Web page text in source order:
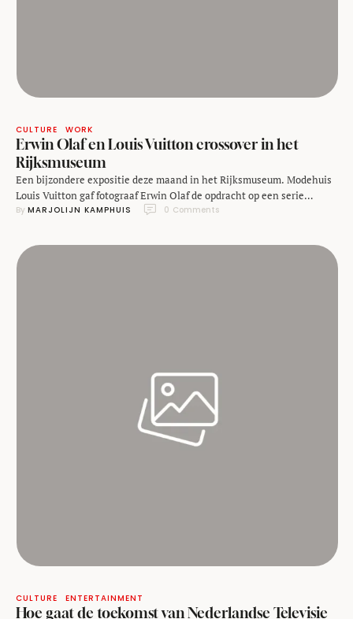
CULTURE WORK
Erwin Olaf en Louis Vuitton crossover in het
Rijksmuseum
Een bijzondere expositie deze maand in het Rijksmuseum. Modehuis
Louis Vuitton gaf fotograaf Erwin Olaf de opdracht op een serie
portretten te maken onder het kopje 'A Journey to Excellence'. Het
waaronder Janine Jansen, Dick Bruna, Johan Cruijff en Joop van den
Ende die niet misstaan naast een …
By MARJOLIJN KAMPHUIS 0 Comments
CULTURE ENTERTAINMENT
Hoe gaat de toekomst van Nederlandse Televisie